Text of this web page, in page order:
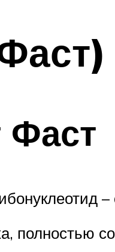
Фаст
полностью